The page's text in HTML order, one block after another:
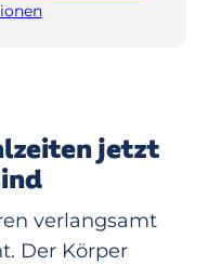
jetzt
verlangsamt
Der Körper